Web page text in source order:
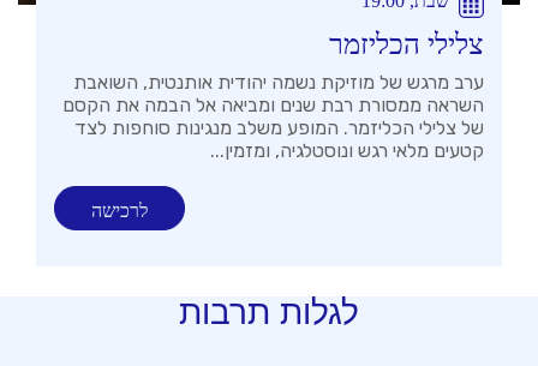
צלילי הכליזמר
ערב מרגש של מוזיקת נשמה יהודית אותנטית, השואבת
השראה ממסורת רבת שנים ומביאה אל הבמה את הקסם
של צלילי הכליזמר. המופע משלב מנגינות סוחפות לצד
קטעים מלאי רגש ונוסטלגיה, ומזמין...
לרכישה
לגלות תרבות